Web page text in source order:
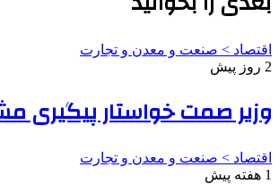
اقتصاد > صنعت و معدن و تجارت
2 روز پیش
وزیر صمت خواستار پیگیری
اقتصاد > صنعت و معدن و تجارت
1 هفته پیش